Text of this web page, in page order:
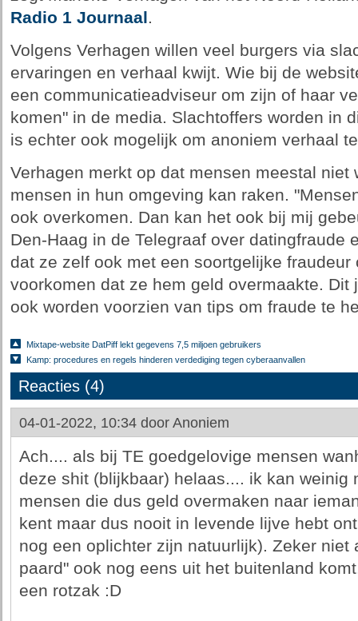
Radio 1 Journaal.
Volgens Verhagen willen veel burgers via
ervaringen en verhaal kwijt. Wie bij de
een communicatieadviseur om zijn of haar
komen" in de media. Slachtoffers worden in
is echter ook mogelijk om anoniem verhaal
Verhagen merkt op dat mensen meestal niet
mensen in hun omgeving kan raken.
ook overkomen. Dan kan het ook bij mij
Den-Haag in de Telegraaf over datingfraude
dat ze zelf ook met een soortgelijke
voorkomen dat ze hem geld overmaakte. Dit
ook worden voorzien van tips om fraude te
Mixtape-website DatPiff lekt gegevens 7,5 miljoen gebruikers
Kamp: procedures en regels hinderen verdediging tegen cyberaanvallen
Reacties (4)
04-01-2022, 10:34 door Anoniem
Ach.... als bij TE goedgelovige mensen
deze shit (blijkbaar) helaas.... ik kan weinig
mensen die dus geld overmaken naar
kent maar dus nooit in levende lijve hebt
nog een oplichter zijn natuurlijk). Zeker niet
paard" ook nog eens uit het buitenland
een rotzak :D